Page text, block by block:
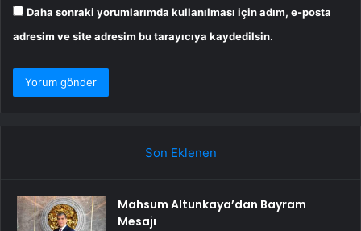
Daha sonraki yorumlarımda kullanılması için adım, e-posta
adresim ve site adresim bu tarayıcıya kaydedilsin.
Son Eklenen
Mahsum Altunkaya’dan Bayram
Mesajı